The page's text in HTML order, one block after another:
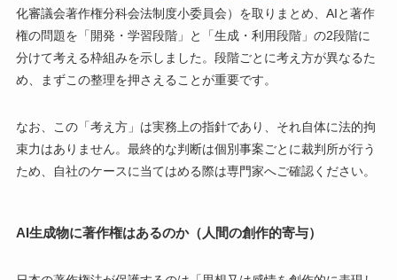
化審議会著作権分科会法制度小委員会）を取りまとめ、AIと著作
権の問題を「開発・学習段階」と「生成・利用段階」の2段階に
分けて考える枠組みを示しました。段階ごとに考え方が異なるた
め、まずこの整理を押さえることが重要です。
なお、この「考え方」は実務上の指針であり、それ自体に法的拘
束力はありません。最終的な判断は個別事案ごとに裁判所が行う
ため、自社のケースに当てはめる際は専門家へご確認ください。
AI生成物に著作権はあるのか（人間の創作的寄与）